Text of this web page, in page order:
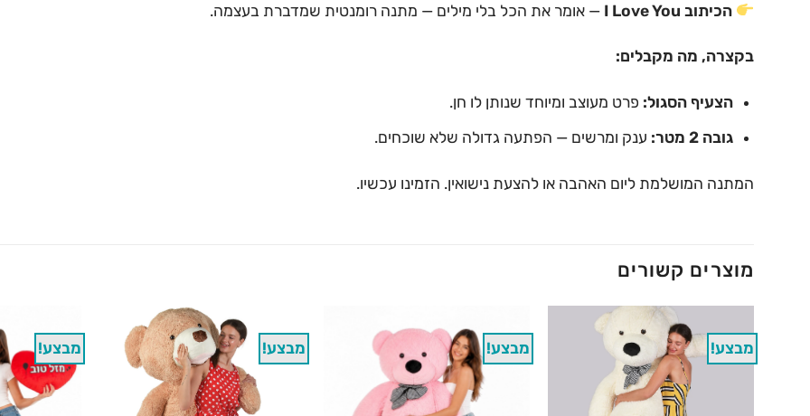
הכיתוב I Love You — אומר את הכל בלי מילים — מתנה רומנטית שמדברת בעצמה.
בקצרה, מה מקבלים:
הצעיף הסגול: פרט מעוצב ומיוחד שנותן לו חן.
גובה 2 מטר:
ענק ומרשים — הפתעה גדולה שלא שוכחים.
המתנה המושלמת ליום האהבה או להצעת נישואין. הזמינו עכשיו.
מוצרים קשורים
מבצע! מבצע! מבצע! מבצע!